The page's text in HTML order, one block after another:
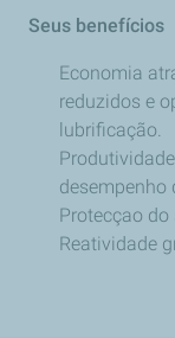
Seus benefícios
Economia
reduzidos e
lubrificação.
desempenho
Protecçao
Reatividade